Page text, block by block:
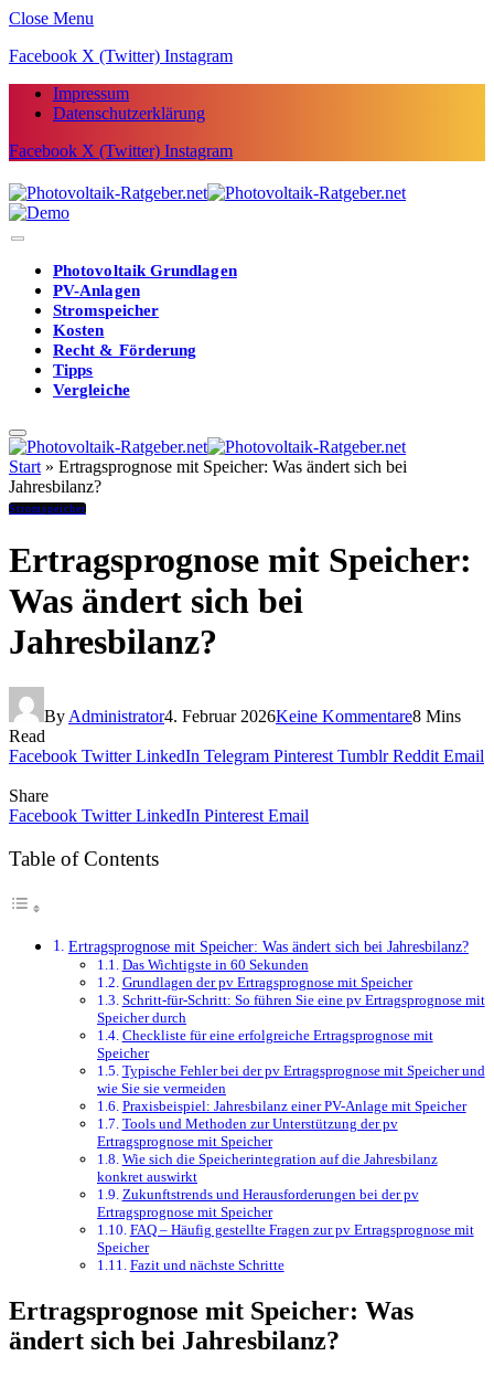
Close Menu
Facebook X (Twitter) Instagram
Impressum
Datenschutzerklärung
Facebook X (Twitter) Instagram
Photovoltaik Grundlagen
PV-Anlagen
Stromspeicher
Kosten
Recht & Förderung
Tipps
Vergleiche
Start » Ertragsprognose mit Speicher: Was ändert sich bei
Jahresbilanz?
Stromspeicher
Ertragsprognose mit Speicher:
Was ändert sich bei
Jahresbilanz?
By Administrator4. Februar 2026Keine Kommentare8 Mins
Read
Facebook Twitter LinkedIn Telegram Pinterest Tumblr Reddit Email
Share
Facebook Twitter LinkedIn Pinterest Email
Table of Contents
Ertragsprognose mit Speicher: Was ändert sich bei Jahresbilanz?
Das Wichtigste in 60 Sekunden
Grundlagen der pv Ertragsprognose mit Speicher
Schritt-für-Schritt: So führen Sie eine pv Ertragsprognose mit
Speicher durch
Checkliste für eine erfolgreiche Ertragsprognose mit
Speicher
Typische Fehler bei der pv Ertragsprognose mit Speicher und
wie Sie sie vermeiden
Praxisbeispiel: Jahresbilanz einer PV-Anlage mit Speicher
Tools und Methoden zur Unterstützung der pv
Ertragsprognose mit Speicher
Wie sich die Speicherintegration auf die Jahresbilanz
konkret auswirkt
Zukunftstrends und Herausforderungen bei der pv
Ertragsprognose mit Speicher
FAQ – Häufig gestellte Fragen zur pv Ertragsprognose mit
Speicher
Fazit und nächste Schritte
Ertragsprognose mit Speicher: Was
ändert sich bei Jahresbilanz?